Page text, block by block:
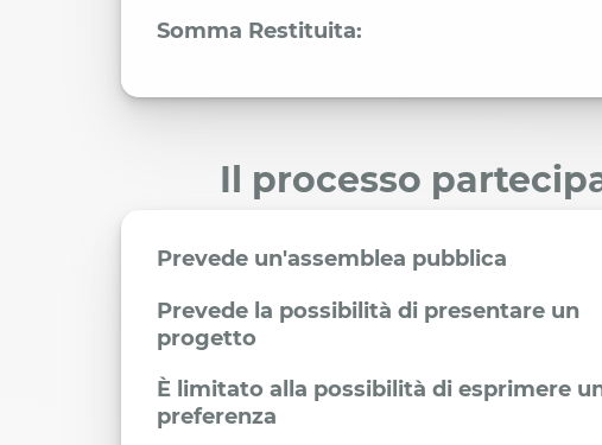
Somma Restituita:
Il processo
Prevede un'assemblea pubblica
Prevede la possibilità di presentare un
progetto
È limitato alla possibilità di esprimere
preferenza